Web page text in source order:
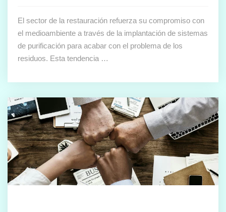
El sector de la restauración refuerza su compromiso con
el medioambiente a través de la implantación de sistemas
de purificación para acabar con el problema de los
residuos. Esta tendencia …